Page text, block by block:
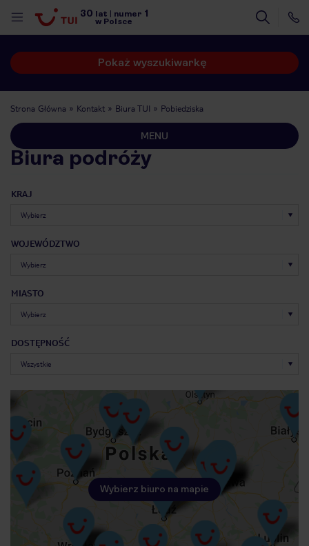
30 lat numer 1
w Polsce
Pokaż wyszukiwarkę
Strona Główna Kontakt Biura TUI Pobiedziska
MENU
Biura podróży
KRAJ
WOJEWÓDZTWO
MIASTO
DOSTĘPNOŚĆ
Wybierz biuro na mapie